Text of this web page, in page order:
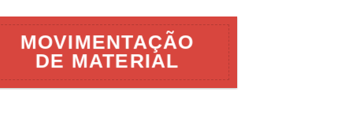
MOVIMENTAÇÃO
DE MATERIAL